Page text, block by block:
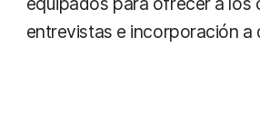
entrevistas e incorporación a